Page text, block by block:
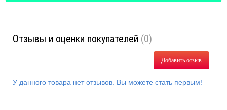
Отзывы и оценки покупателей (0)
Добавить отзыв
У данного товара нет отзывов. Вы можете стать первым!